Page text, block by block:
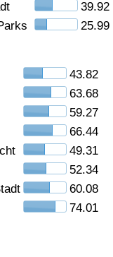
39.92
25.99
43.82
63.68
59.27
66.44
49.31
52.34
60.08
74.01